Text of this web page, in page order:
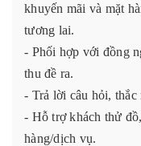
khuyến mãi và mặt
tương lai.
- Phối hợp với đồng
thu đề ra.
- Trả lời câu hỏi, thắc
- Hỗ trợ khách thử
hàng/dịch vụ.